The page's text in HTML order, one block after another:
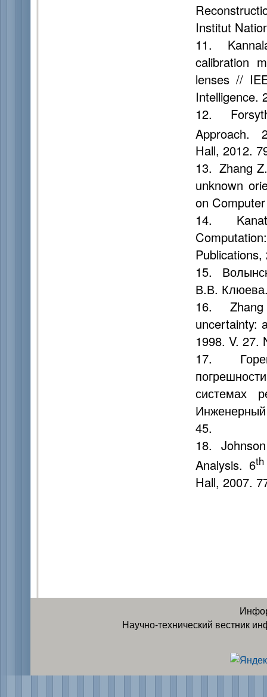
Institut
11.
calibration
lenses //
Intelligence.
12.
Approach.
Hall, 2012.
13. Zhang
unknown
on
14.
15.
В.В.
16. Zhang
uncertainty:
1998. V. 27.
17.
системах
45.
18.
Analysis. 6th
Hall, 2007.
Научно-технический вестник